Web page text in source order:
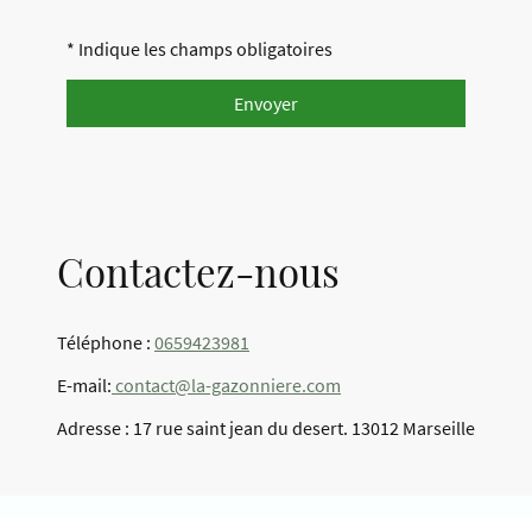
* Indique les champs obligatoires
Envoyer
Contactez-nous
Téléphone : 0659423981
E-mail: contact@la-gazonniere.com
Adresse : 17 rue saint jean du desert. 13012 Marseille